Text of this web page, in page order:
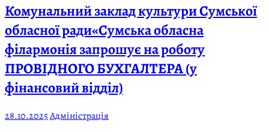
Комунальний заклад культури Сумської
обласної ради«Сумська обласна
філармонія запрошує на роботу
ПРОВІДНОГО БУХГАЛТЕРА (у
фінансовий відділ)
28.10.2025Адміністрація